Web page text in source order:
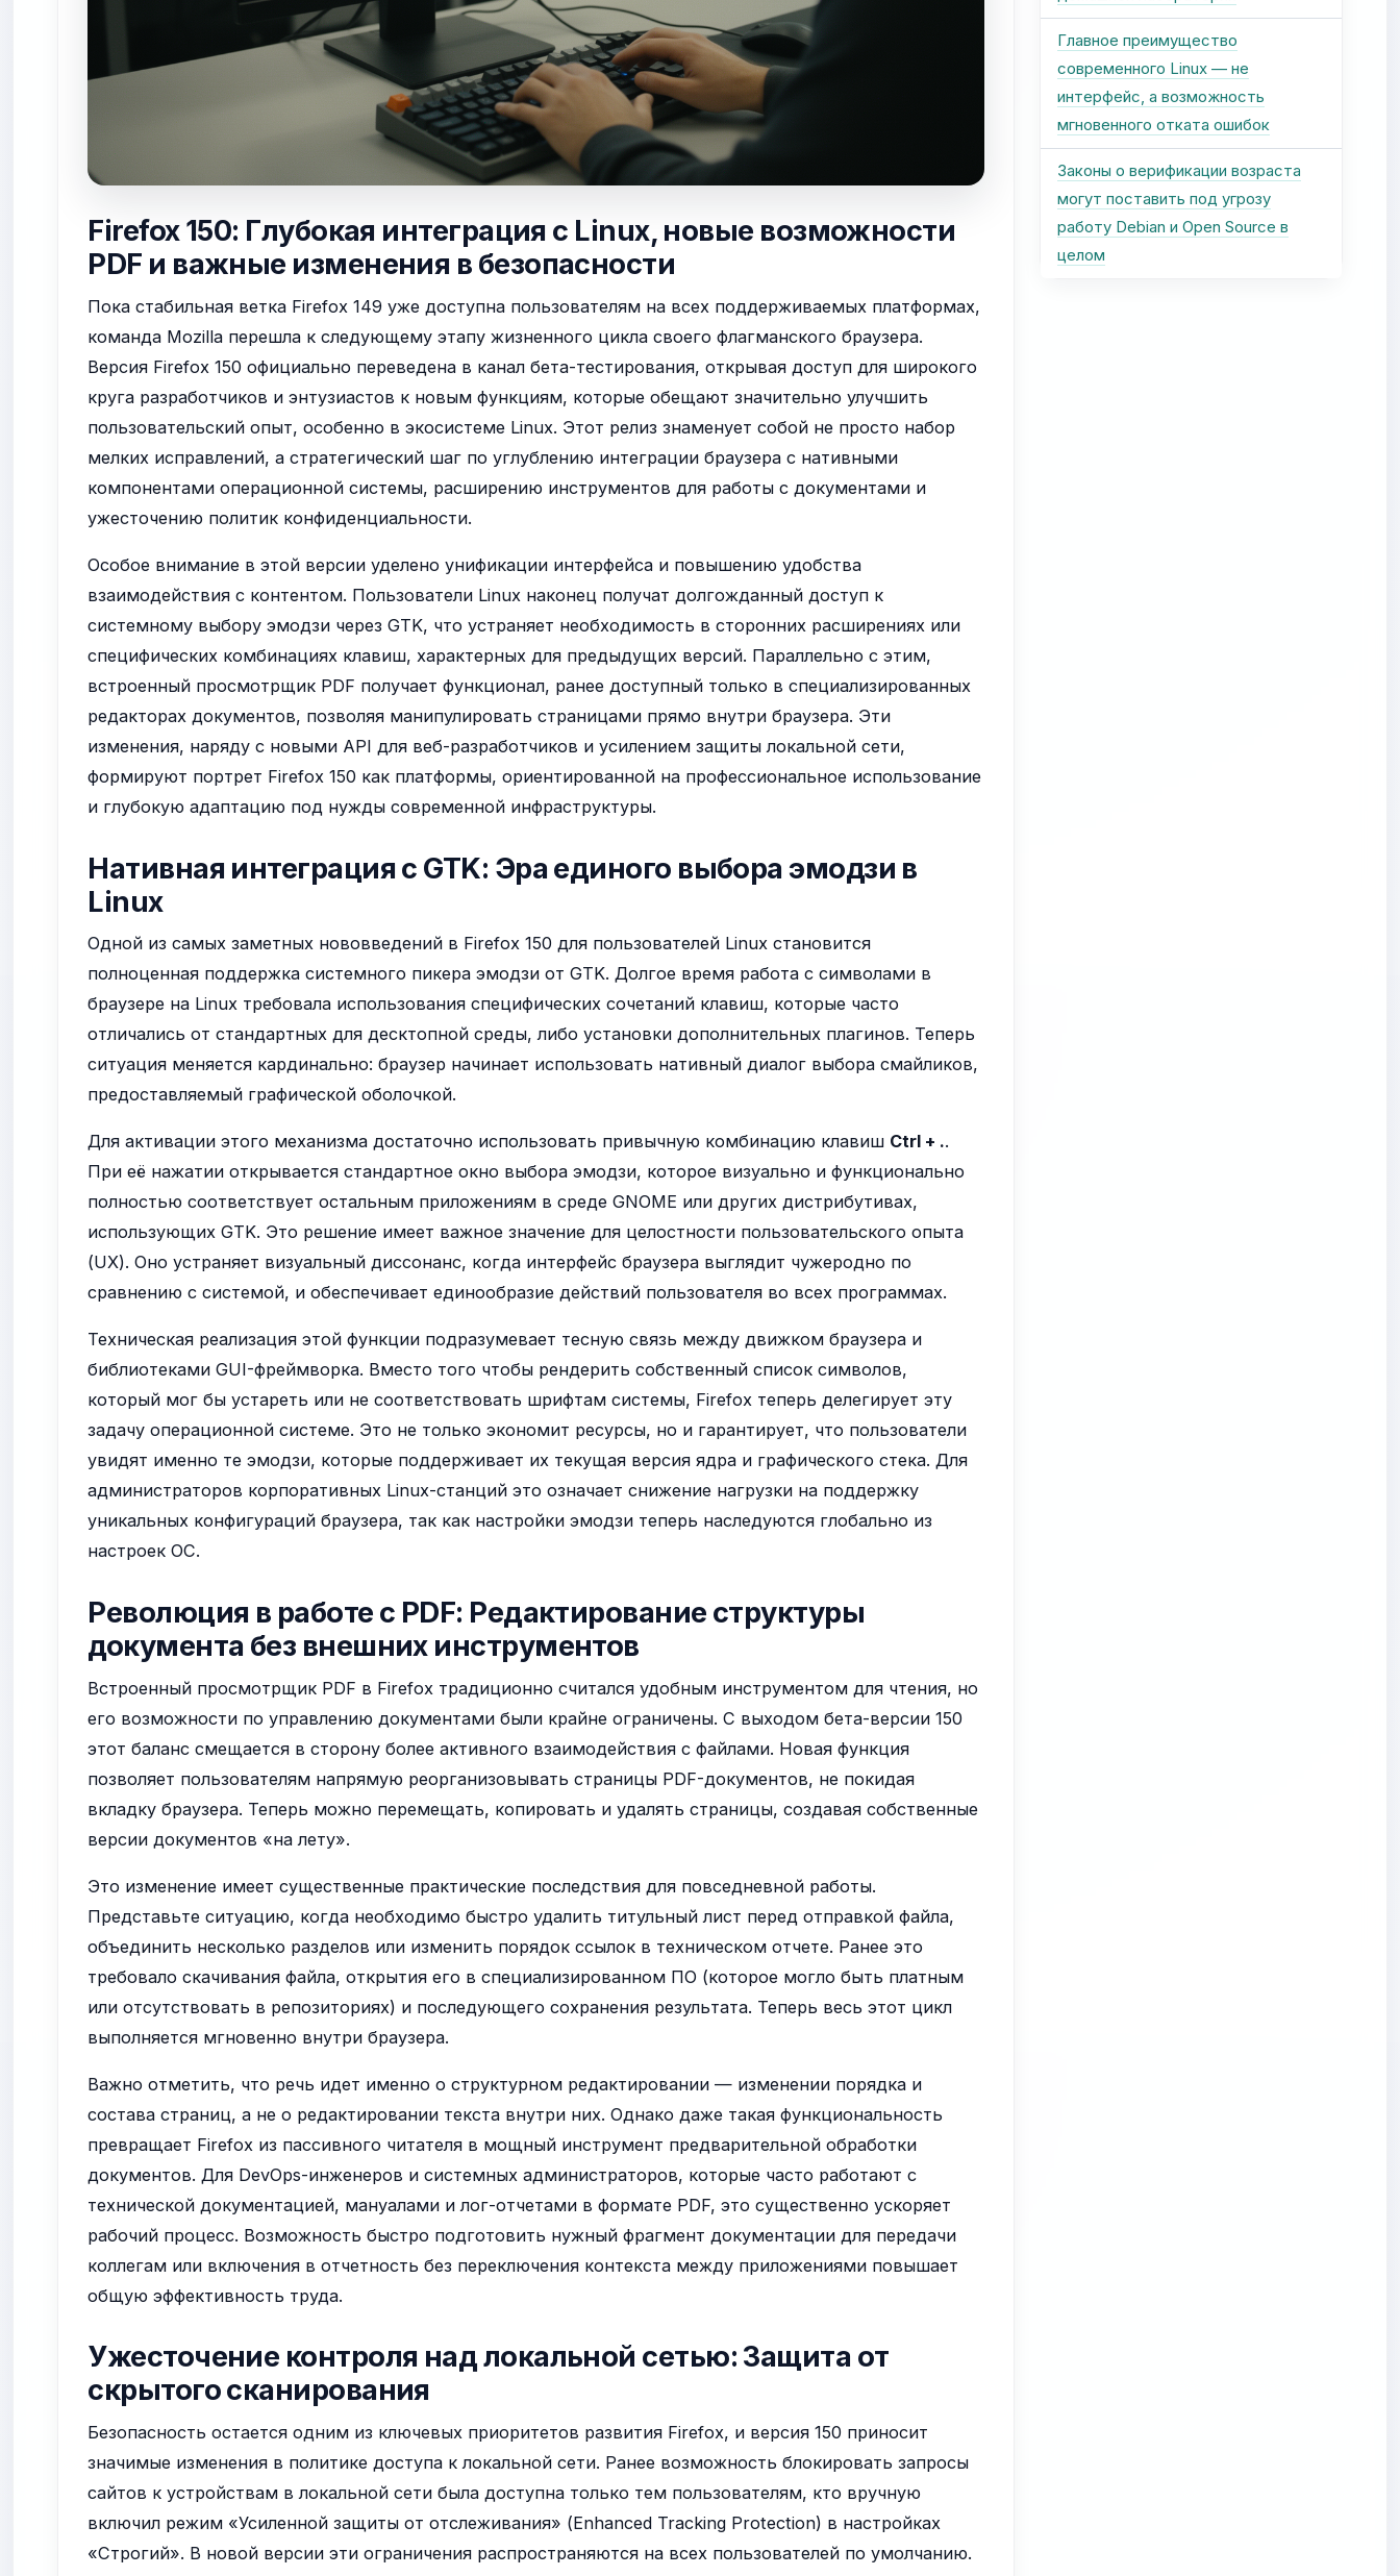
Firefox 150: Глубокая интеграция с Linux, новые возможности
PDF и важные изменения в безопасности
Пока стабильная ветка Firefox 149 уже доступна пользователям на всех поддерживаемых платформах,
команда Mozilla перешла к следующему этапу жизненного цикла своего флагманского браузера.
Версия Firefox 150 официально переведена в канал бета-тестирования, открывая доступ для широкого
круга разработчиков и энтузиастов к новым функциям, которые обещают значительно улучшить
пользовательский опыт, особенно в экосистеме Linux. Этот релиз знаменует собой не просто набор
мелких исправлений, а стратегический шаг по углублению интеграции браузера с нативными
компонентами операционной системы, расширению инструментов для работы с документами и
ужесточению политик конфиденциальности.
Особое внимание в этой версии уделено унификации интерфейса и повышению удобства
взаимодействия с контентом. Пользователи Linux наконец получат долгожданный доступ к
системному выбору эмодзи через GTK, что устраняет необходимость в сторонних расширениях или
специфических комбинациях клавиш, характерных для предыдущих версий. Параллельно с этим,
встроенный просмотрщик PDF получает функционал, ранее доступный только в специализированных
редакторах документов, позволяя манипулировать страницами прямо внутри браузера. Эти
изменения, наряду с новыми API для веб-разработчиков и усилением защиты локальной сети,
формируют портрет Firefox 150 как платформы, ориентированной на профессиональное использование
и глубокую адаптацию под нужды современной инфраструктуры.
Нативная интеграция с GTK: Эра единого выбора эмодзи в
Linux
Одной из самых заметных нововведений в Firefox 150 для пользователей Linux становится
полноценная поддержка системного пикера эмодзи от GTK. Долгое время работа с символами в
браузере на Linux требовала использования специфических сочетаний клавиш, которые часто
отличались от стандартных для десктопной среды, либо установки дополнительных плагинов. Теперь
ситуация меняется кардинально: браузер начинает использовать нативный диалог выбора смайликов,
предоставляемый графической оболочкой.
Для активации этого механизма достаточно использовать привычную комбинацию клавиш Ctrl + ..
При её нажатии открывается стандартное окно выбора эмодзи, которое визуально и функционально
полностью соответствует остальным приложениям в среде GNOME или других дистрибутивах,
использующих GTK. Это решение имеет важное значение для целостности пользовательского опыта
(UX). Оно устраняет визуальный диссонанс, когда интерфейс браузера выглядит чужеродно по
сравнению с системой, и обеспечивает единообразие действий пользователя во всех программах.
Техническая реализация этой функции подразумевает тесную связь между движком браузера и
библиотеками GUI-фреймворка. Вместо того чтобы рендерить собственный список символов,
который мог бы устареть или не соответствовать шрифтам системы, Firefox теперь делегирует эту
задачу операционной системе. Это не только экономит ресурсы, но и гарантирует, что пользователи
увидят именно те эмодзи, которые поддерживает их текущая версия ядра и графического стека. Для
администраторов корпоративных Linux-станций это означает снижение нагрузки на поддержку
уникальных конфигураций браузера, так как настройки эмодзи теперь наследуются глобально из
настроек ОС.
Революция в работе с PDF: Редактирование структуры
документа без внешних инструментов
Встроенный просмотрщик PDF в Firefox традиционно считался удобным инструментом для чтения, но
его возможности по управлению документами были крайне ограничены. С выходом бета-версии 150
этот баланс смещается в сторону более активного взаимодействия с файлами. Новая функция
позволяет пользователям напрямую реорганизовывать страницы PDF-документов, не покидая
вкладку браузера. Теперь можно перемещать, копировать и удалять страницы, создавая собственные
версии документов «на лету».
Это изменение имеет существенные практические последствия для повседневной работы.
Представьте ситуацию, когда необходимо быстро удалить титульный лист перед отправкой файла,
объединить несколько разделов или изменить порядок ссылок в техническом отчете. Ранее это
требовало скачивания файла, открытия его в специализированном ПО (которое могло быть платным
или отсутствовать в репозиториях) и последующего сохранения результата. Теперь весь этот цикл
выполняется мгновенно внутри браузера.
Важно отметить, что речь идет именно о структурном редактировании — изменении порядка и
состава страниц, а не о редактировании текста внутри них. Однако даже такая функциональность
превращает Firefox из пассивного читателя в мощный инструмент предварительной обработки
документов. Для DevOps-инженеров и системных администраторов, которые часто работают с
технической документацией, мануалами и лог-отчетами в формате PDF, это существенно ускоряет
рабочий процесс. Возможность быстро подготовить нужный фрагмент документации для передачи
коллегам или включения в отчетность без переключения контекста между приложениями повышает
общую эффективность труда.
Ужесточение контроля над локальной сетью: Защита от
скрытого сканирования
Безопасность остается одним из ключевых приоритетов развития Firefox, и версия 150 приносит
значимые изменения в политике доступа к локальной сети. Ранее возможность блокировать запросы
сайтов к устройствам в локальной сети была доступна только тем пользователям, кто вручную
включил режим «Усиленной защиты от отслеживания» (Enhanced Tracking Protection) в настройках
«Строгий». В новой версии эти ограничения распространяются на всех пользователей по умолчанию.
Главное преимущество
современного Linux — не
интерфейс, а возможность
мгновенного отката ошибок
Законы о верификации возраста
могут поставить под угрозу
работу Debian и Open Source в
целом